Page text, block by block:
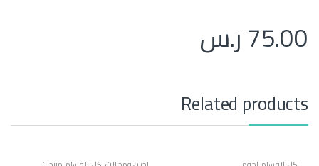
75.00ر.س
Related products